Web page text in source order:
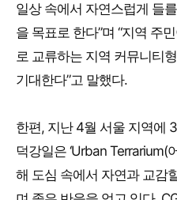
일상 속에서 자연스럽게 들
을 목표로 한다”며 “지역 주
로 교류하는 지역 커뮤니티
기대한다”고 말했다.
한편, 지난 4월 서울 지역에
덕강일은 ‘Urban Terrarium(
해 도심 속에서 자연과 교감